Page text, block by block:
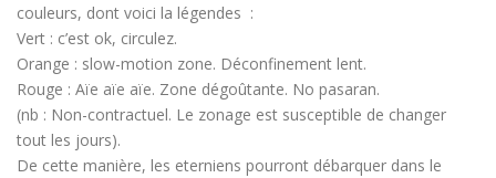
couleurs, dont voici la légendes :
Vert : c’est ok, circulez.
Orange : slow-motion zone. Déconfinement lent.
Rouge : Aïe aïe aïe. Zone dégoûtante. No pasaran.
(nb : Non-contractuel. Le zonage est susceptible de changer
tout les jours).
De cette manière, les eterniens pourront débarquer dans le